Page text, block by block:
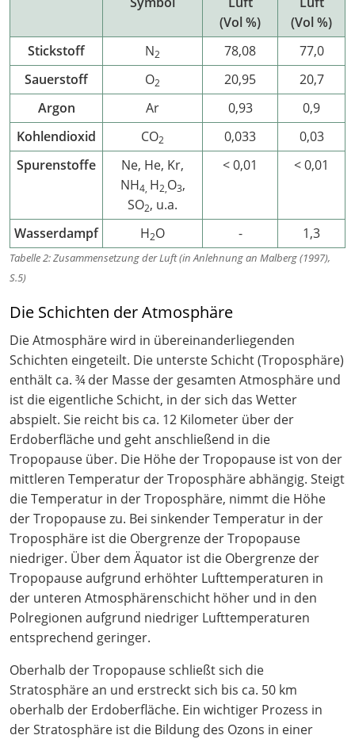
(Vol %)
(Vol %)
Stickstoff
N2 78,08
77,0
Sauerstoff
O2 20,95
20,7
Argon
Ar 0,93
0,9
Kohlendioxid
CO2 0,033
0,03
Spurenstoffe
Ne, He, Kr,
NH4, H2,O3,
SO2, u.a.
< 0,01 < 0,01
Wasserdampf H2O - 1,3
Tabelle 2: Zusammensetzung der Luft (in Anlehnung an Malberg (1997),
S.5)
Die Schichten der Atmosphäre
Die Atmosphäre wird in übereinanderliegenden
Schichten eingeteilt. Die unterste Schicht (Troposphäre)
enthält ca. ¾ der Masse der gesamten Atmosphäre und
ist die eigentliche Schicht, in der sich das Wetter
abspielt. Sie reicht bis ca. 12 Kilometer über der
Erdoberfläche und geht anschließend in die
Tropopause über. Die Höhe der Tropopause ist von der
mittleren Temperatur der Troposphäre abhängig. Steigt
die Temperatur in der Troposphäre, nimmt die Höhe
der Tropopause zu. Bei sinkender Temperatur in der
Troposphäre ist die Obergrenze der Tropopause
niedriger. Über dem Äquator ist die Obergrenze der
Tropopause aufgrund erhöhter Lufttemperaturen in
der unteren Atmosphärenschicht höher und in den
Polregionen aufgrund niedriger Lufttemperaturen
entsprechend geringer.
Oberhalb der Tropopause schließt sich die
Stratosphäre an und erstreckt sich bis ca. 50 km
oberhalb der Erdoberfläche. Ein wichtiger Prozess in
der Stratosphäre ist die Bildung des Ozons in einer